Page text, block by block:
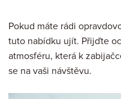
Pokud máte rádi
tuto nabídku ujít. Přijďte
atmosféru, která k
se na vaši návštěvu.